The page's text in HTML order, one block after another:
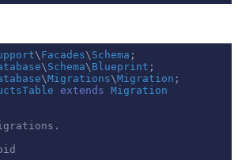
\ Facades\ Schema
\ Schema\ Blueprint
\Migrations\Migration
extends Migration